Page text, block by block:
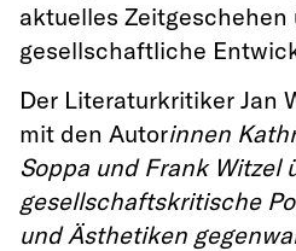
aktuelles Zeitgeschehen
gesellschaftliche
Der Literaturkritiker Jan
mit den Autorinnen
Soppa und Frank Witzel
gesellschaftskritische
und Ästhetiken